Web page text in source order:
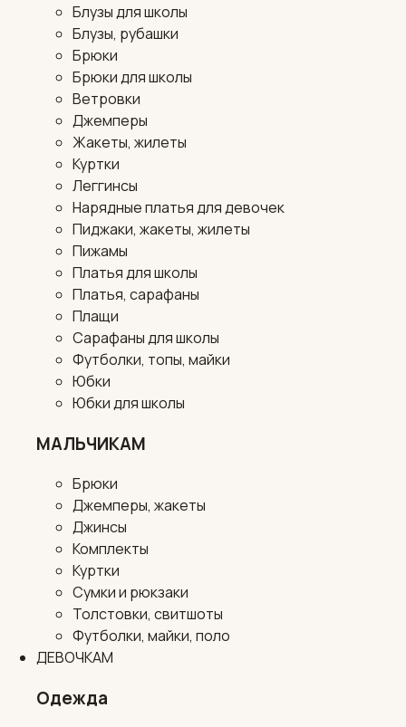
Блузы для школы
Блузы, рубашки
Брюки
Брюки для школы
Ветровки
Джемперы
Жакеты, жилеты
Куртки
Леггинсы
Нарядные платья для девочек
Пиджаки, жакеты, жилеты
Пижамы
Платья для школы
Платья, сарафаны
Плащи
Сарафаны для школы
Футболки, топы, майки
Юбки
Юбки для школы
МАЛЬЧИКАМ
Брюки
Джемперы, жакеты
Джинсы
Комплекты
Куртки
Сумки и рюкзаки
Толстовки, свитшоты
Футболки, майки, поло
ДЕВОЧКАМ
Одежда